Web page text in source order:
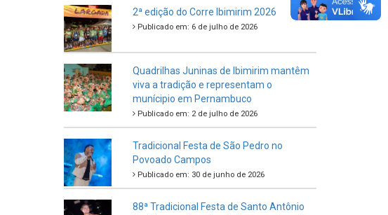
Criança e do Adolescente
IBIPREV realiza entrega dos Certificados
de Honra ao Mérito aos servidores
municipais
Publicado em: 20 de julho de 2026
2ª edição do Corre Ibimirim 2026
Publicado em: 6 de julho de 2026
Quadrilhas Juninas de Ibimirim mantêm
viva a tradição e representam o